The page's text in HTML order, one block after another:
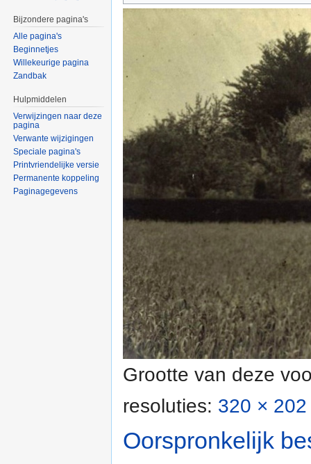
Grootte van deze
resoluties: 320 ×
Oorspronkelijk
Bijzondere pagina's
Alle pagina's
Beginnetjes
Willekeurige pagina
Zandbak
Hulpmiddelen
Verwijzingen naar deze
pagina
Verwante wijzigingen
Speciale pagina's
Printvriendelijke versie
Permanente koppeling
Paginagegevens